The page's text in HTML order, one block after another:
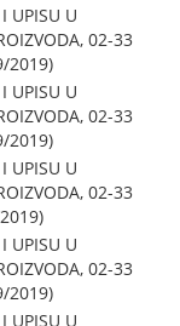
UPISU U
02-33
2019)
UPISU U
02-33
2019)
UPISU U
02-33
UPISU U
02-33
2019)
UPISU U